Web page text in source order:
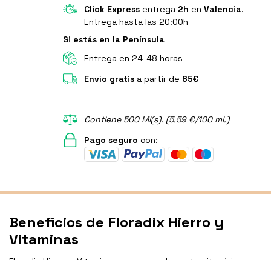
Click Express entrega 2h enValencia.
Entrega hasta las 20:00h
Si estás en la Península
Entrega en 24-48 horas
Envío gratis a partir de 65€
Contiene 500 Ml(s). (5.59 €/100 ml.)
Pago seguro con:
Beneficios de Floradix Hierro y
Vitaminas